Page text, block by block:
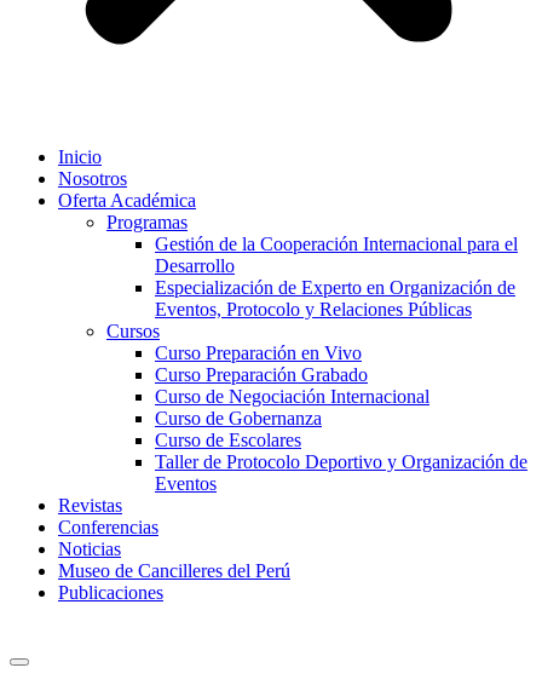
Inicio
Nosotros
Oferta Académica
Programas
Gestión de la Cooperación Internacional para el
Desarrollo
Especialización de Experto en Organización de
Eventos, Protocolo y Relaciones Públicas
Cursos
Curso Preparación en Vivo
Curso Preparación Grabado
Curso de Negociación Internacional
Curso de Gobernanza
Curso de Escolares
Taller de Protocolo Deportivo y Organización de
Eventos
Revistas
Conferencias
Noticias
Museo de Cancilleres del Perú
Publicaciones